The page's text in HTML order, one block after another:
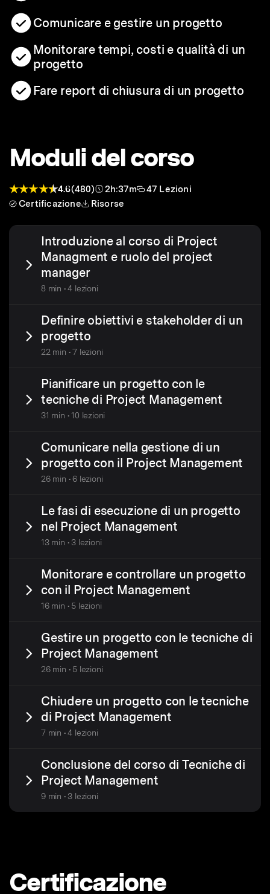
Comunicare e gestire un progetto
Monitorare tempi, costi e qualità di un
progetto
Fare report di chiusura di un progetto
Moduli del corso
4.6(480) 2h:37m
47 Lezioni
Certificazione
Risorse
Introduzione al corso di Project
Managment e ruolo del project
manager
8 min • 4 lezioni
Definire obiettivi e stakeholder di un
progetto
22 min • 7 lezioni
Pianificare un progetto con le
tecniche di Project Management
31 min • 10 lezioni
Comunicare nella gestione di un
progetto con il Project Management
26 min • 6 lezioni
Le fasi di esecuzione di un progetto
nel Project Management
13 min • 3 lezioni
Monitorare e controllare un progetto
con il Project Management
16 min • 5 lezioni
Gestire un progetto con le tecniche di
Project Management
26 min • 5 lezioni
Chiudere un progetto con le tecniche
di Project Management
7 min • 4 lezioni
Conclusione del corso di Tecniche di
Project Management
9 min • 3 lezioni
Certificazione